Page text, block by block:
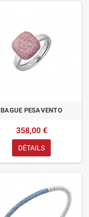
BAGUE PESAVENTO
358,00 €
DÉTAILS